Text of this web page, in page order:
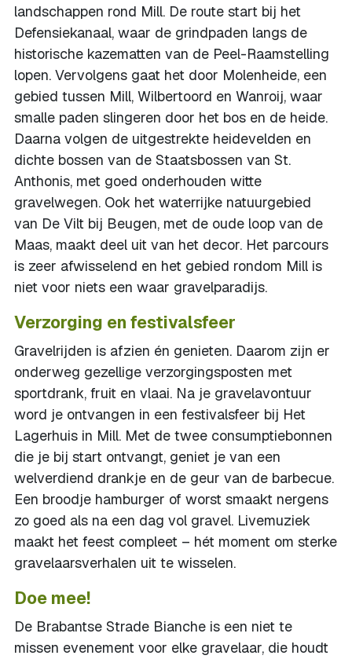
landschappen rond Mill. De route start bij het
Defensiekanaal, waar de grindpaden langs de
historische kazematten van de Peel-Raamstelling
lopen. Vervolgens gaat het door Molenheide, een
gebied tussen Mill, Wilbertoord en Wanroij, waar
smalle paden slingeren door het bos en de heide.
Daarna volgen de uitgestrekte heidevelden en
dichte bossen van de Staatsbossen van St.
Anthonis, met goed onderhouden witte
gravelwegen. Ook het waterrijke natuurgebied
van De Vilt bij Beugen, met de oude loop van de
Maas, maakt deel uit van het decor. Het parcours
is zeer afwisselend en het gebied rondom Mill is
niet voor niets een waar gravelparadijs.
Verzorging en festivalsfeer
Gravelrijden is afzien én genieten. Daarom zijn er
onderweg gezellige verzorgingsposten met
sportdrank, fruit en vlaai. Na je gravelavontuur
word je ontvangen in een festivalsfeer bij Het
Lagerhuis in Mill. Met de twee consumptiebonnen
die je bij start ontvangt, geniet je van een
welverdiend drankje en de geur van de barbecue.
Een broodje hamburger of worst smaakt nergens
zo goed als na een dag vol gravel. Livemuziek
maakt het feest compleet – hét moment om sterke
gravelaarsverhalen uit te wisselen.
Doe mee!
De Brabantse Strade Bianche is een niet te
missen evenement voor elke gravelaar, die houdt